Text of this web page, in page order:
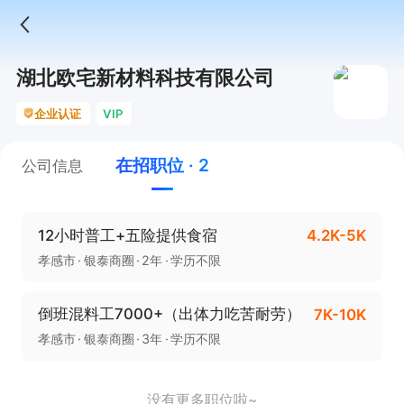
湖北欧宅新材料科技有限公司
企业认证 VIP
公司信息 在招职位 · 2
12小时普工+五险提供食宿 4.2K-5K
孝感市 银泰商圈 2年 学历不限
倒班混料工7000+（出体力吃苦耐劳） 7K-10K
孝感市 银泰商圈 3年 学历不限
没有更多职位啦~